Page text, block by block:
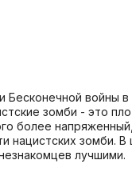
войны
зомби - это
более
нацистских зомби.
лучшими.